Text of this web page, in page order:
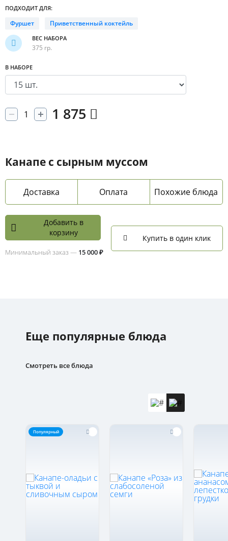
Канапе с сырным муссом
Доставка Оплата Похожие блюда
ПОДХОДИТ ДЛЯ:
Фуршет Приветственный коктейль
ВЕС НАБОРА
375 гр.
В НАБОРЕ
1 875
Добавить в
корзину
Минимальный заказ — 15 000 ₽
Купить в один клик
Еще популярные блюда
Смотреть все блюда
Популярный